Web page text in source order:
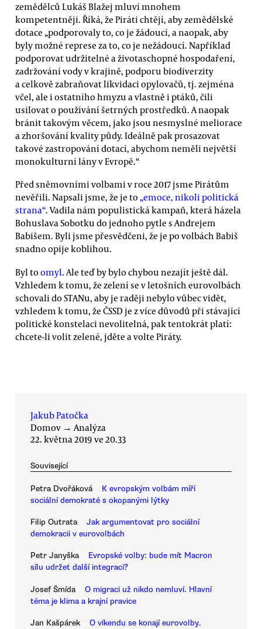
zemědělců Lukáš Blažej mluví mnohem
kompetentněji. Říká, že Piráti chtějí, aby zemědělské
dotace „podporovaly to, co je žádoucí, a naopak, aby
byly možné represe za to, co je nežádoucí. Například
podporovat udržitelné a životaschopné hospodaření,
zadržování vody v krajině, podporu biodiverzity
a celkově zabraňovat likvidaci opylovačů, tj. zejména
včel, ale i ostatního hmyzu a vlastně i ptáků, čili
usilovat o používání šetrných prostředků. A naopak
bránit takovým věcem, jako jsou nesmyslné meliorace
a zhoršování kvality půdy. Ideálně pak prosazovat
takové zastropování dotací, abychom neměli největší
monokulturní lány v Evropě.“
Před sněmovními volbami v roce 2017 jsme Pirátům
nevěřili. Napsali jsme, že je to„emoce, nikoli politická
strana“. Vadila nám populistická kampaň, která házela
Bohuslava Sobotku do jednoho pytle s Andrejem
Babišem. Byli jsme přesvědčeni, že je po volbách Babiš
snadno opije koblihou.
Byl toomyl. Ale teď by bylo chybou nezajít ještě dál.
Vzhledem k tomu, že zelení se v letošních eurovolbách
schovali do STANu, aby je raději nebylo vůbec vidět,
vzhledem k tomu, že ČSSD je z více důvodů při stávající
politické konstelaci nevolitelná, pak tentokrát platí:
chcete-li volit zelené, jděte a volte Piráty.
Jakub Patočka
Domov →Analýza
22. května 2019 ve 20.33
Související
Petra Dvořáková
K evropským volbám míří
sociální demokraté s okopanými lýtky
Filip Outrata
Jak argumentovat pro sociální
demokracii v eurovolbách
Petr Janyška
Evropské volby: bude mít Macron
sílu udržet další integraci?
Josef Šmída
O migraci už nikdo nemluví. Hlavní
téma je klima a krajní pravice
Jan Kašpárek
O víkendu se konají eurovolby.